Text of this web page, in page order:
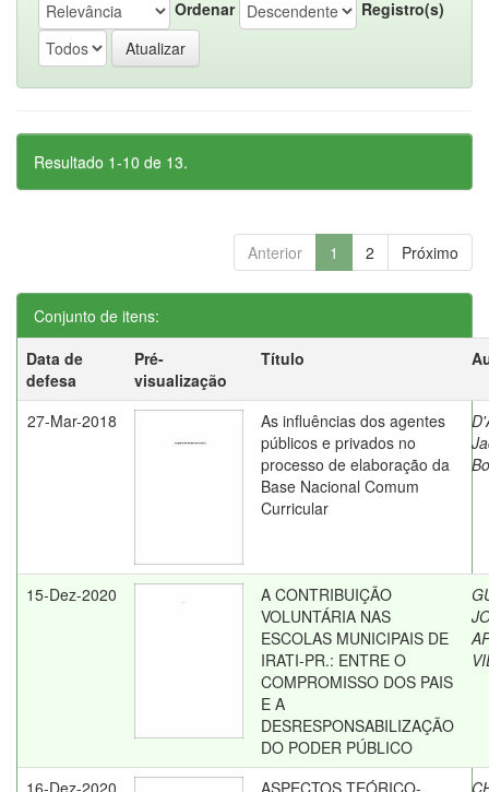
Ordenar
Registro(s)
Resultado 1-10 de 13.
Anterior 1 2 Próximo
Conjunto de itens:
Data de
defesa
Pré-
visualização
Título
27-Mar-2018
As influências dos agentes
públicos e privados no
processo de elaboração da
Base Nacional Comum
Curricular
15-Dez-2020
A CONTRIBUIÇÃO
VOLUNTÁRIA NAS
ESCOLAS MUNICIPAIS DE
IRATI-PR.: ENTRE O
COMPROMISSO DOS PAIS
E A
DESRESPONSABILIZAÇÃO
DO PODER PÚBLICO
16-Dez-2020
ASPECTOS TEÓRICO-